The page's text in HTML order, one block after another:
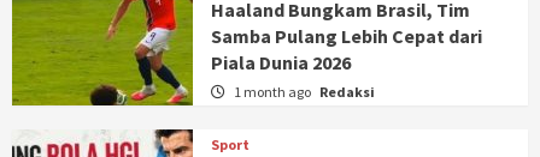
Haaland Bungkam Brasil, Tim
Samba Pulang Lebih Cepat dari
Piala Dunia 2026
1 month ago Redaksi
Sport